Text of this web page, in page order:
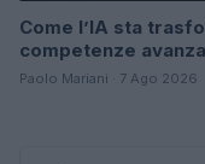
Come l’IA sta
competenze
Paolo Mariani · 7 Ago 2026